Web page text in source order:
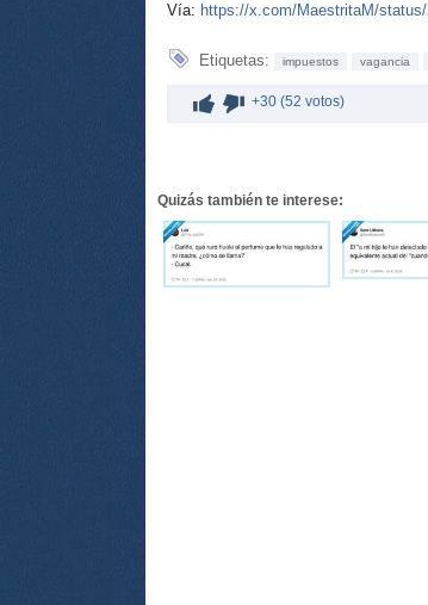
Vía: https://x.com/MaestritaM/
Etiquetas: impuestos vagancia
+30 (52 votos)
Quizás también te interese: